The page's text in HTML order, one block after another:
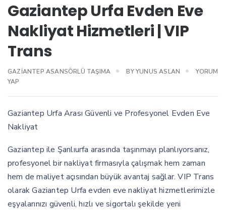
Gaziantep Urfa Evden Eve
Nakliyat Hizmetleri | VIP
Trans
GAZIANTEP ASANSÖRLÜ TAŞIMA BYYUNUS ASLAN
YORUM
YAP
Gaziantep Urfa Arası Güvenli ve Profesyonel Evden Eve
Nakliyat
Gaziantep ile Şanlıurfa arasında taşınmayı planlıyorsanız,
profesyonel bir nakliyat firmasıyla çalışmak hem zaman
hem de maliyet açısından büyük avantaj sağlar. VIP Trans
olarak Gaziantep Urfa evden eve nakliyat hizmetlerimizle
eşyalarınızı güvenli, hızlı ve sigortalı şekilde yeni